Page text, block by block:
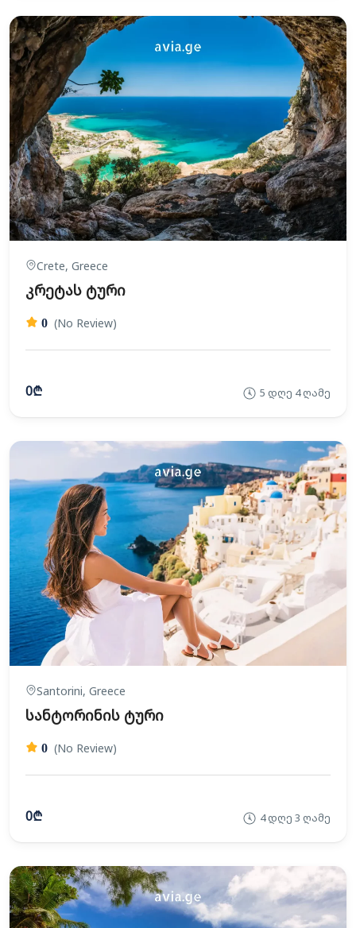
Crete, Greece
კრეტას ტური
0 (No Review)
0₾ 5 დღე 4 ღამე
Santorini, Greece
სანტორინის ტური
0 (No Review)
0₾ 4 დღე 3 ღამე